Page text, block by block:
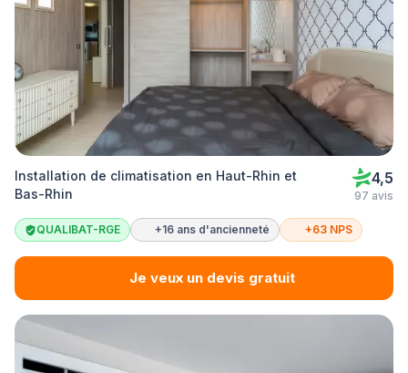
Installation de climatisation en Haut-Rhin et
Bas-Rhin
4,5
97 avis
QUALIBAT-RGE +16 ans d'ancienneté +63 NPS
Je veux un devis gratuit